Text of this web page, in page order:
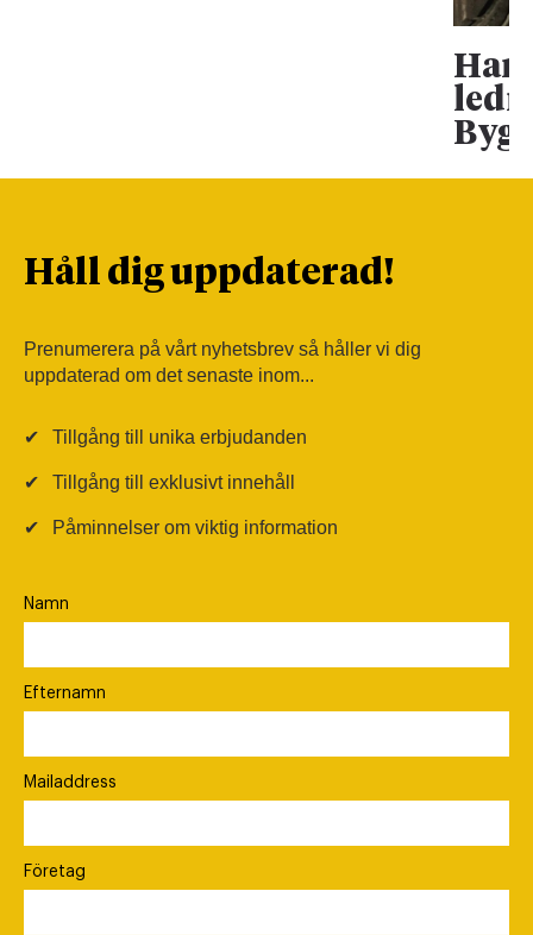
Han
Håll dig uppdaterad!
Prenumerera på vårt nyhetsbrev så håller vi dig
uppdaterad om det senaste inom...
✔ Tillgång till unika erbjudanden
✔ Tillgång till exklusivt innehåll
✔ Påminnelser om viktig information
Namn
Efternamn
Mailaddress
Företag